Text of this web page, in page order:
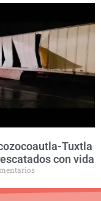
Tuxtla
con vida